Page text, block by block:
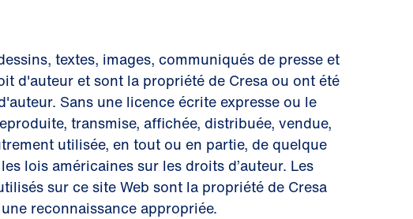
textes, images, communiqués de presse et
d'auteur et sont la propriété de Cresa ou ont été
Sans une licence écrite expresse ou le
transmise, affichée, distribuée, vendue,
utilisée, en tout ou en partie, de quelque
lois américaines sur les droits d’auteur. Les
sur ce site Web sont la propriété de Cresa
reconnaissance appropriée.